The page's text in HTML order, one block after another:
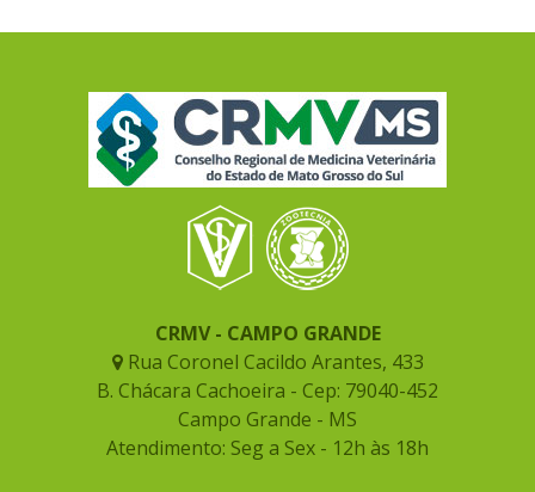
CRMV - CAMPO GRANDE
Rua Coronel Cacildo Arantes, 433
B. Chácara Cachoeira - Cep: 79040-452
Campo Grande - MS
Atendimento: Seg a Sex - 12h às 18h